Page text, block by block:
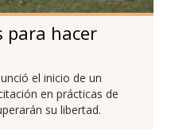
para hacer
el inicio de un
en prácticas de
su libertad.